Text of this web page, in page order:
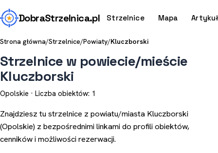
DobraStrzelnica.pl Strzelnice Mapa
Strona główna/Strzelnice/Powiaty/Kluczborski
Strzelnice w powiecie/mieście
Kluczborski
Opolskie · Liczba obiektów: 1
Znajdziesz tu strzelnice z powiatu/miasta Kluczborski
(Opolskie) z bezpośrednimi linkami do profili obiektów,
cenników i możliwości rezerwacji.